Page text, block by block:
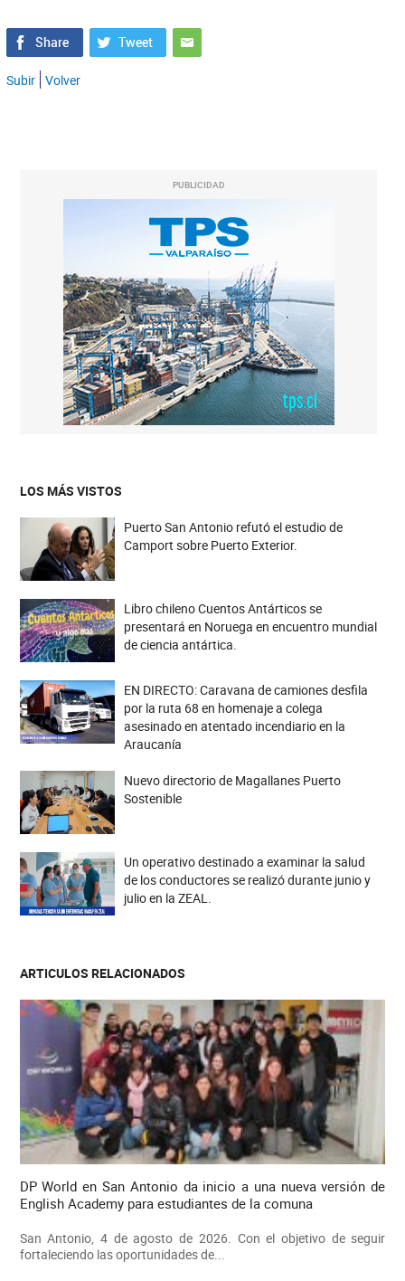
Subir Volver
PUBLICIDAD
LOS MÁS VISTOS
Puerto San Antonio refutó el estudio de
Camport sobre Puerto Exterior.
Libro chileno Cuentos Antárticos se
presentará en Noruega en encuentro mundial
de ciencia antártica.
EN DIRECTO: Caravana de camiones desfila
por la ruta 68 en homenaje a colega
asesinado en atentado incendiario en la
Araucanía
Nuevo directorio de Magallanes Puerto
Sostenible
Un operativo destinado a examinar la salud
de los conductores se realizó durante junio y
julio en la ZEAL.
ARTICULOS RELACIONADOS
DP World en San Antonio da inicio a una nueva versión de
English Academy para estudiantes de la comuna
San Antonio, 4 de agosto de 2026. Con el objetivo de seguir
fortaleciendo las oportunidades de...